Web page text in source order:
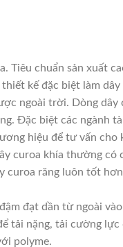
Tiêu chuẩn sản xuất
kế đặc biệt làm dây
ngoài trời. Dòng dây
Đặc biệt các ngành
hiệu để tư vấn cho
curoa khía thường có
curoa răng luôn tốt
đạt dần từ ngoài
tải nặng, tải cường
polyme.